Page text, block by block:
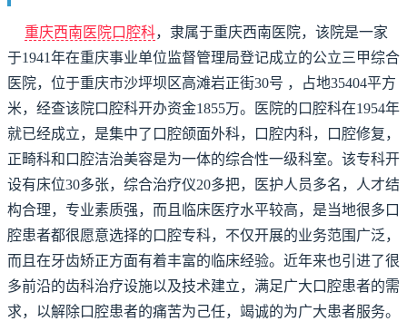
重庆西南医院口腔科，隶属于重庆西南医院，该院是一家
于1941年在重庆事业单位监督管理局登记成立的公立三甲综合
医院，位于重庆市沙坪坝区高滩岩正街30号 ，占地35404平方
米，经查该院口腔科开办资金1855万。医院的口腔科在1954年
就已经成立，是集中了口腔颌面外科，口腔内科，口腔修复，
正畸科和口腔洁治美容是为一体的综合性一级科室。该专科开
设有床位30多张，综合治疗仪20多把，医护人员多名，人才结
构合理，专业素质强，而且临床医疗水平较高，是当地很多口
腔患者都很愿意选择的口腔专科，不仅开展的业务范围广泛，
而且在牙齿矫正方面有着丰富的临床经验。近年来也引进了很
多前沿的齿科治疗设施以及技术建立，满足广大口腔患者的需
求，以解除口腔患者的痛苦为己任，竭诚的为广大患者服务。